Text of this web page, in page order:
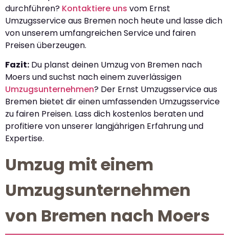
durchführen? Kontaktiere uns vom Ernst
Umzugsservice aus Bremen noch heute und lasse dich
von unserem umfangreichen Service und fairen
Preisen überzeugen.
Fazit: Du planst deinen Umzug von Bremen nach
Moers und suchst nach einem zuverlässigen
Umzugsunternehmen? Der Ernst Umzugsservice aus
Bremen bietet dir einen umfassenden Umzugsservice
zu fairen Preisen. Lass dich kostenlos beraten und
profitiere von unserer langjährigen Erfahrung und
Expertise.
Umzug mit einem
Umzugsunternehmen
von Bremen nach Moers